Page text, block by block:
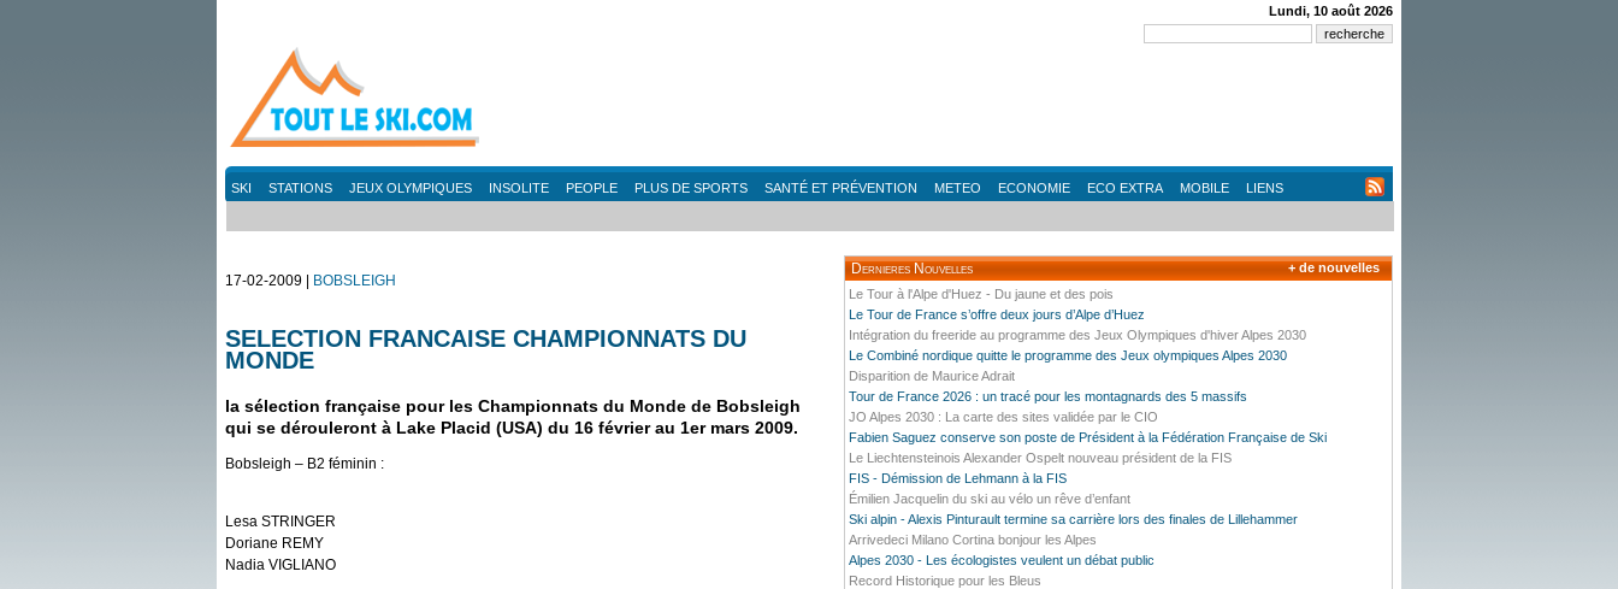
Lundi, 10 août 2026
SKI STATIONS JEUX OLYMPIQUES INSOLITE PEOPLE PLUS DE SPORTS SANTÉ ET PRÉVENTION METEO ECONOMIE ECO EXTRA MOBILE LIENS
17-02-2009 | BOBSLEIGH
SELECTION FRANCAISE CHAMPIONNATS DU
MONDE
la sélection française pour les Championnats du Monde de Bobsleigh
qui se dérouleront à Lake Placid (USA) du 16 février au 1er mars 2009.
Bobsleigh – B2 féminin :
Lesa STRINGER
Doriane REMY
Nadia VIGLIANO
Dernieres Nouvelles
Le Tour à l'Alpe d'Huez - Du jaune et des pois
Le Tour de France s’offre deux jours d’Alpe d’Huez
Intégration du freeride au programme des Jeux Olympiques d'hiver Alpes 2030
Le Combiné nordique quitte le programme des Jeux olympiques Alpes 2030
Disparition de Maurice Adrait
Tour de France 2026 : un tracé pour les montagnards des 5 massifs
JO Alpes 2030 : La carte des sites validée par le CIO
Fabien Saguez conserve son poste de Président à la Fédération Française de Ski
Le Liechtensteinois Alexander Ospelt nouveau président de la FIS
FIS - Démission de Lehmann à la FIS
Émilien Jacquelin du ski au vélo un rêve d’enfant
Ski alpin - Alexis Pinturault termine sa carrière lors des finales de Lillehammer
Arrivedeci Milano Cortina bonjour les Alpes
Alpes 2030 - Les écologistes veulent un débat public
Record Historique pour les Bleus
+ de nouvelles